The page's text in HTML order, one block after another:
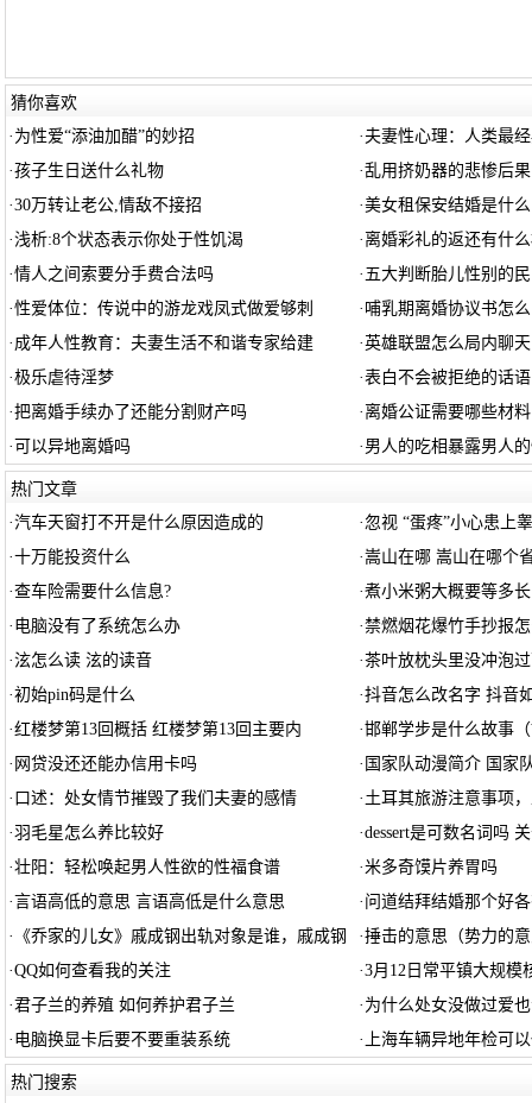
猜你喜欢
· 为性爱“添油加醋”的妙招 · 夫妻性心理：人类最
·孩子生日送什么礼物 ·乱用挤奶器的悲惨后果
·30万转让老公,情敌不接招 ·美女租保安结婚是什
·浅析:8个状态表示你处于性饥渴 · 离婚彩礼的返还有什
·情人之间索要分手费合法吗 · 五大判断胎儿性别的
·性爱体位：传说中的游龙戏凤式做爱够刺 · 哺乳期离婚协议书怎
· 成年人性教育：夫妻生活不和谐专家给建 ·英雄联盟怎么局内聊天
·极乐虐待淫梦 ·表白不会被拒绝的话语
·把离婚手续办了还能分割财产吗 · 离婚公证需要哪些材料
· 可以异地离婚吗 · 男人的吃相暴露男人
热门文章
·汽车天窗打不开是什么原因造成的 · 忽视 “蛋疼”小心患上
·十万能投资什么 ·嵩山在哪 嵩山在哪个
·查车险需要什么信息? ·煮小米粥大概要等多
· 电脑没有了系统怎么办 ·禁燃烟花爆竹手抄报
·泫怎么读 泫的读音 ·茶叶放枕头里没冲泡
·初始pin码是什么 ·抖音怎么改名字 抖音
·红楼梦第13回概括 红楼梦第13回主要内 ·邯郸学步是什么故事
· 网贷没还还能办信用卡吗 · 国家队动漫简介 国家
· 口述：处女情节摧毁了我们夫妻的感情 · 土耳其旅游注意事项
·羽毛星怎么养比较好 ·dessert是可数名词吗 关
·壮阳：轻松唤起男人性欲的性福食谱 ·米多奇馍片养胃吗
·言语高低的意思 言语高低是什么意思 · 问道结拜结婚那个好
· 《乔家的儿女》戚成钢出轨对象是谁，戚成钢 ·捶击的意思（势力的
·QQ如何查看我的关注 ·3月12日常平镇大规模
·君子兰的养殖 如何养护君子兰 · 为什么处女没做过爱
· 电脑换显卡后要不要重装系统 · 上海车辆异地年检可
热门搜索